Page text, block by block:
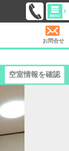
お問合せ
空室情報を確認